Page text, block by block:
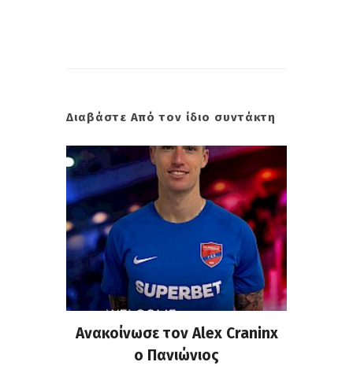
Διαβάστε Από τον ίδιο συντάκτη
Ανακοίνωσε τον Alex Craninx
ο Πανιώνιος